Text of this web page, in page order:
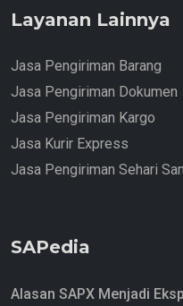
Layanan Lainnya
Jasa Pengiriman Barang
Jasa Pengiriman Dokumen
Jasa Pengiriman Kargo
Jasa Kurir Express
Jasa Pengiriman Sehari
SAPedia
Alasan SAPX Menjadi